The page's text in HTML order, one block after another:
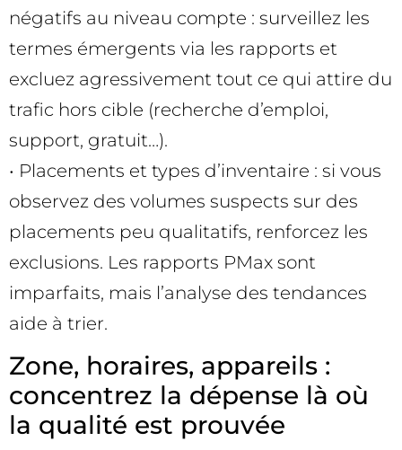
négatifs au niveau compte : surveillez les
termes émergents via les rapports et
excluez agressivement tout ce qui attire du
trafic hors cible (recherche d’emploi,
support, gratuit…).
• Placements et types d’inventaire : si vous
observez des volumes suspects sur des
placements peu qualitatifs, renforcez les
exclusions. Les rapports PMax sont
imparfaits, mais l’analyse des tendances
aide à trier.
Zone, horaires, appareils :
concentrez la dépense là où
la qualité est prouvée